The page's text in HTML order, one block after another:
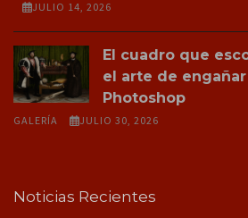
JULIO 14, 2026
El cuadro que
el arte de
Photoshop
GALERÍA JULIO 30, 2026
Noticias Recientes